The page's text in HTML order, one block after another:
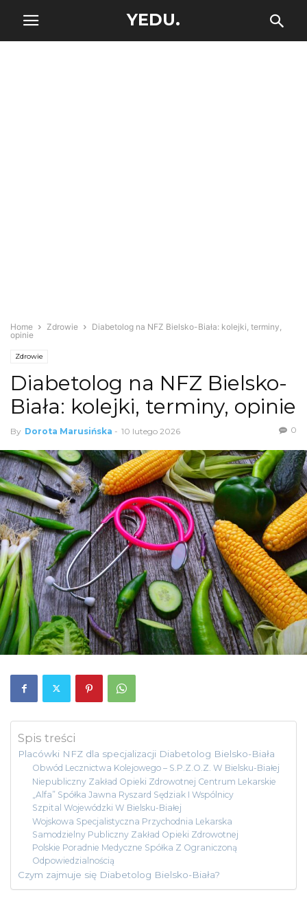
YEDU.
Home Zdrowie
Diabetolog na NFZ Bielsko-Biała: kolejki, terminy,
opinie
Zdrowie
Diabetolog na NFZ Bielsko-
Biała: kolejki, terminy, opinie
By Dorota Marusińska - 10 lutego 2026 0
Spis treści
Placówki NFZ dla specjalizacji Diabetolog Bielsko-Biała
Obwód Lecznictwa Kolejowego – S.P.Z.O.Z. W Bielsku-Białej
Niepubliczny Zakład Opieki Zdrowotnej Centrum Lekarskie
„Alfa” Spółka Jawna Ryszard Sędziak I Wspólnicy
Szpital Wojewódzki W Bielsku-Białej
Wojskowa Specjalistyczna Przychodnia Lekarska
Samodzielny Publiczny Zakład Opieki Zdrowotnej
Polskie Poradnie Medyczne Spółka Z Ograniczoną
Odpowiedzialnością
Czym zajmuje się Diabetolog Bielsko-Biała?